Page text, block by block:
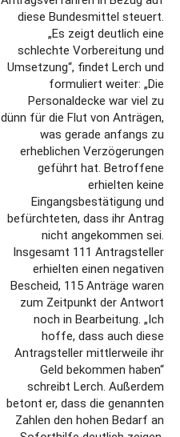
diese Bundesmittel steuert.
„Es zeigt deutlich eine
schlechte Vorbereitung und
Umsetzung“, findet Lerch und
formuliert weiter: „Die
Personaldecke war viel zu
dünn für die Flut von Anträgen,
was gerade anfangs zu
erheblichen Verzögerungen
geführt hat. Betroffene
erhielten keine
Eingangsbestätigung und
befürchteten, dass ihr Antrag
nicht angekommen sei.
Insgesamt 111 Antragsteller
erhielten einen negativen
Bescheid, 115 Anträge waren
zum Zeitpunkt der Antwort
noch in Bearbeitung. „Ich
hoffe, dass auch diese
Antragsteller mittlerweile ihr
Geld bekommen haben“
schreibt Lerch. Außerdem
betont er, dass die genannten
Zahlen den hohen Bedarf an